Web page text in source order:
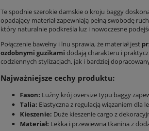
Tespodnie szerokie damskieo kroju baggy
opadający materiał zapewniają pełną swobodę
który naturalnie podkreśla luz i nowoczesne
Połączenie bawełny i lnu sprawia, że materiał jest
ozdobnymi guzikami dodają charakteru i
codziennych stylizacjach, jak i bardziej
Najważniejsze cechy produktu:
Fason: Luźny krój oversize typu baggy
Talia: Elastyczna z regulacją wiązaniem dla
Kieszenie: Duże kieszenie cargo z
Materiał: Lekka i przewiewna tkanina z